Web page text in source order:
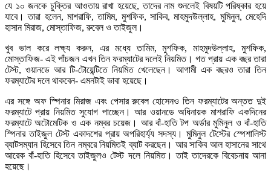
যে ১০ জনকে চুক্তির আওতায় রাখা হয়েছে, তাদের নাম শুনলেই বিষয়টি পরিষ্কার হয়ে
যাবে। তারা হলেন, মাশরাফি, তামিম, মুশফিক, সাকিব, মাহমুদউল্লাহ, মুমিনুল, মেহেদি
হাসান মিরাজ, মোস্তাফিজ, রুবেল ও তাইজুল।
খুব ভাল করে লক্ষ্য করুন, এর মধ্যে তামিম, মুশফিক, মাহমুদউল্লাহ, মুশফিক,
মোস্তাফিজ- এই পাঁচজন এখন তিন ফরম্যাটের দলেই নিয়মিত। গত প্রায় এক বছর তারা
টেস্ট, ওয়ানডে আর টি-টোয়েন্টিতে নিয়মিত খেলেছেন। আগামী এক বছরও তারা তিন
ফরম্যাটের দলে থাকবেন- এমনটাই ভাবা হয়েছে।
এর সঙ্গে অফ স্পিনার মিরাজ এবং পেসার রুবেল হোসেনও তিন ফরম্যাটের অন্তত দুই
ফরম্যাটে প্রায় নিয়মিত সুযোগ পাচ্ছেন। আর ওয়ানডে অধিনায়ক মাশরাফি একদিনের
ফরম্যাটে অটোমেটিক ও এক নম্বর চয়েজ। আর বাঁ-হাতি টপ অর্ডার মুমিনুল ও বাঁ-হাতি
স্পিনার তাইজুল টেস্ট একাদশের প্রায় অপরিহার্য্য সদস্য। মুমিনুল টেস্টের স্পেশালিস্ট
ব্যাটসম্যান হিসেবে তিন নম্বরে নিয়মিতই ব্যাট করছেন। আর সাকিব আল হাসানের সাথে
আরেক বাঁ-হাতি হিসেবে তাইজুলও টেস্ট দলে নিয়মিত। তাই তাদেরকে বিবেচনায় আনা
হয়েছে।